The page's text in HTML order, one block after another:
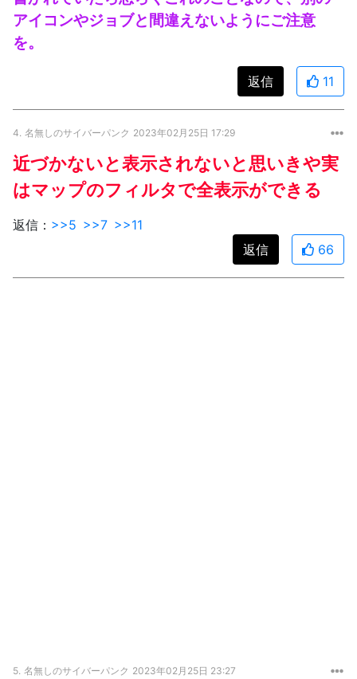
アイコンやジョブと間違えないようにご注意
を。
返信 11
4. 名無しのサイバーパンク 2023年02月25日 17:29
近づかないと表示されないと思いきや実
はマップのフィルタで全表示ができる
返信： >>5 >>7 >>11
返信
66
5. 名無しのサイバーパンク 2023年02月25日 23:27